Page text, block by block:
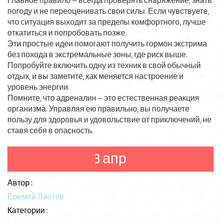
погоду и не переоценивать свои силы. Если чувствуете,
что ситуация выходит за пределы комфортного, лучше
откатиться и попробовать позже.
Эти простые идеи помогают получить гормон экстрима
без похода в экстремальные зоны, где риск выше.
Попробуйте включить одну из техник в свой обычный
отдых, и вы заметите, как меняется настроение и
уровень энергии.
Помните, что адреналин – это естественная реакция
организма. Управляя ею правильно, вы получаете
пользу для здоровья и удовольствие от приключений, не
ставя себя в опасность.
3 апр
Автор :
Еремей Лаптев
Категории :